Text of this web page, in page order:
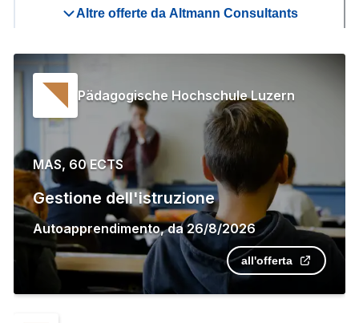
Altre offerte da Altmann Consultants
Pädagogische Hochschule Luzern
MAS, 60 ECTS
Gestione dell'istruzione
Autoapprendimento,da 26/8/2026
all'offerta